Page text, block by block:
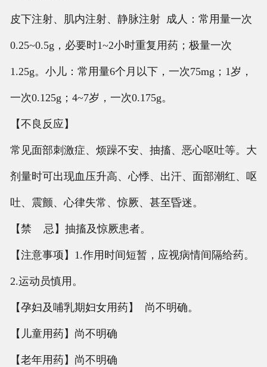
皮下注射、肌内注射、静脉注射 成人：常用量一次
0.25~0.5g，必要时1~2小时重复用药；极量一次
1.25g。小儿：常用量6个月以下，一次75mg；1岁，
一次0.125g；4~7岁，一次0.175g。
【不良反应】
常见面部刺激症、烦躁不安、抽搐、恶心呕吐等。大
剂量时可出现血压升高、心悸、出汗、面部潮红、呕
吐、震颤、心律失常、惊厥、甚至昏迷。
【禁 忌】抽搐及惊厥患者。
【注意事项】1.作用时间短暂，应视病情间隔给药。
2.运动员慎用。
【孕妇及哺乳期妇女用药】 尚不明确。
【儿童用药】尚不明确
【老年用药】尚不明确